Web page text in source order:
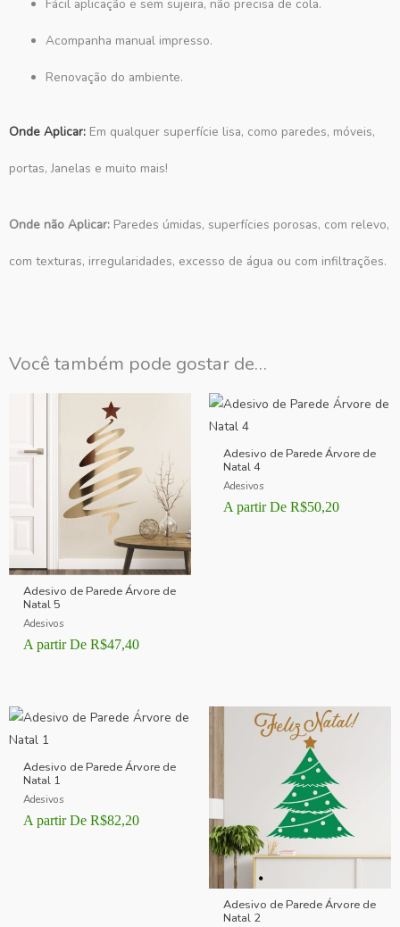
Fácil aplicação e sem sujeira, não precisa de cola.
Acompanha manual impresso.
Renovação do ambiente.
Onde Aplicar: Em qualquer superfície lisa, como paredes, móveis,
portas, Janelas e muito mais!
Onde não Aplicar: Paredes úmidas, superfícies porosas, com relevo,
com texturas, irregularidades, excesso de água ou com infiltrações.
Você também pode gostar de…
Adesivo de Parede Árvore de
Natal 5
Adesivos
A partir De R$47,40
Adesivo de Parede Árvore de
Natal 4
Adesivos
A partir De R$50,20
Adesivo de Parede Árvore de
Natal 1
Adesivos
A partir De R$82,20
Adesivo de Parede Árvore de
Natal 2